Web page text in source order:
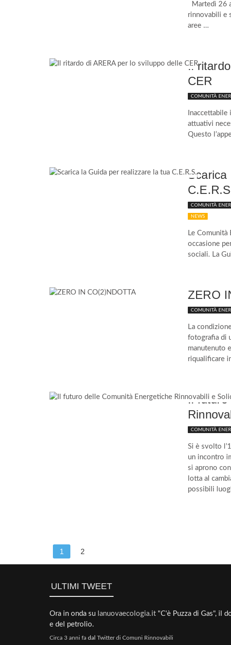
Martedì 26
rinnovabili e
aree …
Il
CER
COMUNITÀ
attuativi
Questo
Scarica
COMUNITÀ
NEWS
Le Comunità
occasione
sociali. La
ZERO
COMUNITÀ
La
fotografia di
manutenuto
riqualificare
Il futuro
COMUNITÀ
Si è svolto
un incontro
si aprono
lotta al
possibili
1 2
ULTIMI TWEET
Ora in onda su lanuovaecologia.it "C'è Puzza di Gas", il
e del petrolio.
Circa 3 anni fa dal Twitter di Comuni Rinnovabili